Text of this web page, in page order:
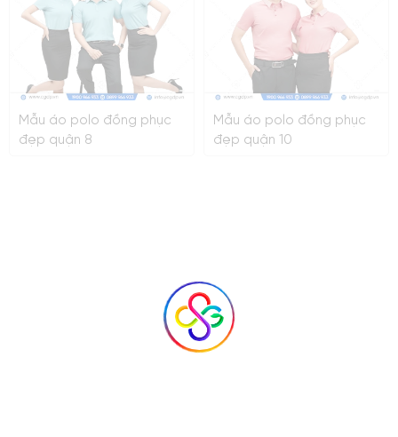
Mẫu áo polo đồng phục
đẹp quận 8
Mẫu áo polo đồng phục
đẹp quận 10